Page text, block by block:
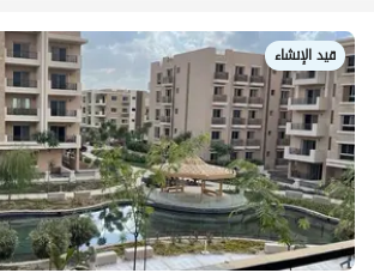
قيد الإنشاء